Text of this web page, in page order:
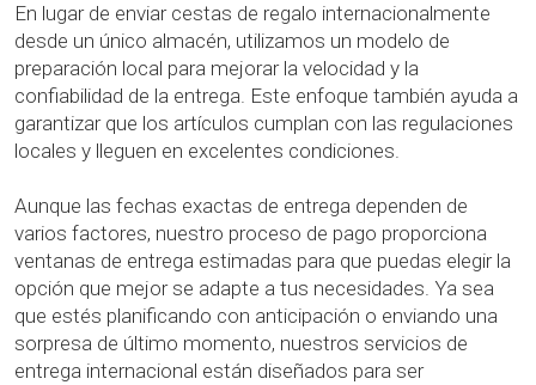
En lugar de enviar cestas de regalo internacionalmente
desde un único almacén, utilizamos un modelo de
preparación local para mejorar la velocidad y la
confiabilidad de la entrega. Este enfoque también ayuda a
garantizar que los artículos cumplan con las regulaciones
locales y lleguen en excelentes condiciones.
Aunque las fechas exactas de entrega dependen de
varios factores, nuestro proceso de pago proporciona
ventanas de entrega estimadas para que puedas elegir la
opción que mejor se adapte a tus necesidades. Ya sea
que estés planificando con anticipación o enviando una
sorpresa de último momento, nuestros servicios de
entrega internacional están diseñados para ser